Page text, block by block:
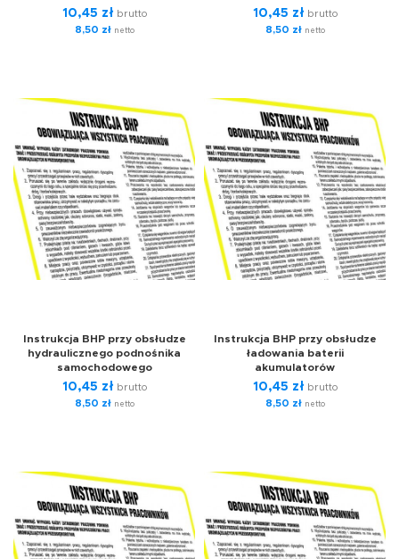
10,45 zł brutto
8,50 złnetto
10,45 zł brutto
8,50 złnetto
Instrukcja BHP przy obsłudze
hydraulicznego podnośnika
samochodowego
10,45 zł brutto
8,50 złnetto
Instrukcja BHP przy obsłudze
ładowania baterii
akumulatorów
10,45 zł brutto
8,50 złnetto